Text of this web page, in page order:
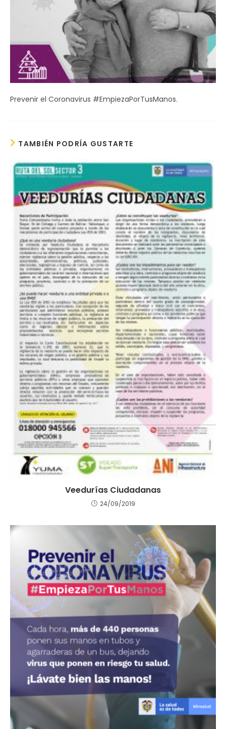
Prevenir el Coronavirus #EmpiezaPorTusManos.
TAMBIÉN PODRÍA GUSTARTE
Veedurías Ciudadanas
24/09/2019